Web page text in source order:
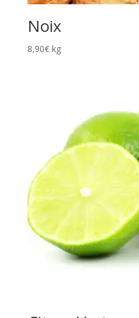
Noix
8,90€ kg